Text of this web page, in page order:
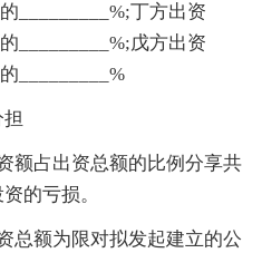
_________%;丁方出资
_________%;戊方出资
_________%
额占出资总额的比例分享共
的亏损。
总额为限对拟发起建立的公